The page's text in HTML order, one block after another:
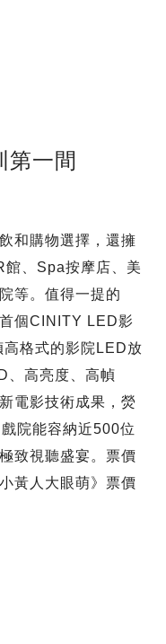
第一間
和購物選擇，還擁
館、Spa按摩店、美
等。值得一提的
個CINITY LED影
格式的影院LED放
、高亮度、高幀
電影技術成果，熒
院能容納近500位
致視聽盛宴。票價
黃人大眼萌》票價